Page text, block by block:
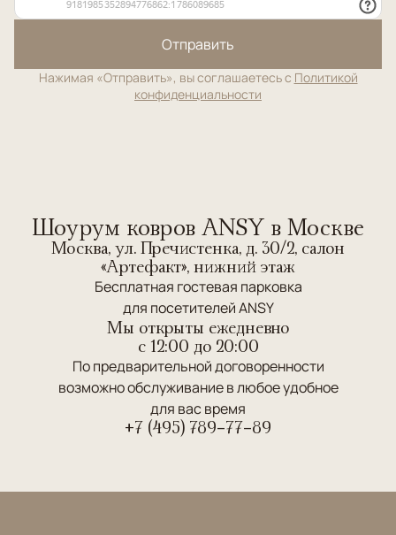
Отправить
Нажимая «Отправить», вы соглашаетесь с Политикой
конфиденциальности
Шоурум ковров ANSY в Москве
Москва, ул. Пречистенка, д. 30/2, салон
«Артефакт», нижний этаж
Бесплатная гостевая парковка
для посетителей ANSY
Мы открыты ежедневно
c 12:00 до 20:00
По предварительной договоренности
возможно обслуживание в любое удобное
для вас время
+7 (495) 789-77-89